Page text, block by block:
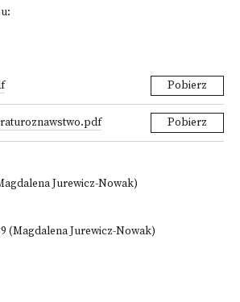
Pobierz
Pobierz
Jurewicz-Nowak)
(Magdalena Jurewicz-Nowak)